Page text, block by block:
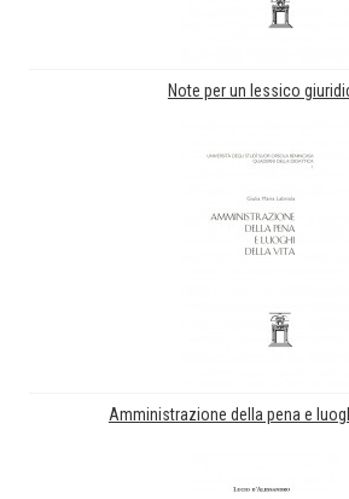
Note per un lessico
Amministrazione della pena e